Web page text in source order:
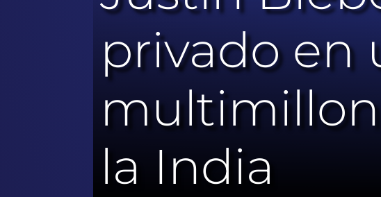
privado en
la India